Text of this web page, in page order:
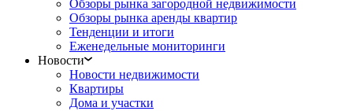
Обзоры рынка загородной недвижимости
Обзоры рынка аренды квартир
Тенденции и итоги
Еженедельные мониторинги
Новости
Новости недвижимости
Квартиры
Дома и участки